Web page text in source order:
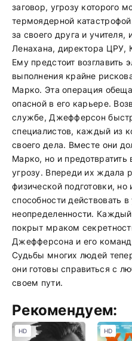
заговор, угрозу которого
термоядерной
за своего друга и
Ленахана, директора ЦРУ,
Ему предстоит возглавить
выполнения крайне
Марко. Эта операция
опасной в его карьере.
службе, Джефферсон
специалистов, каждый из
своего дела. Вместе они
Марко, но и
угрозу. Впереди их ждала
физической подготовки,
способности действовать
неопределенности.
покрыт мраком
Джефферсона и его
Судьбы многих людей
они готовы справиться с
своем пути.
Рекомендуем:
HD HD